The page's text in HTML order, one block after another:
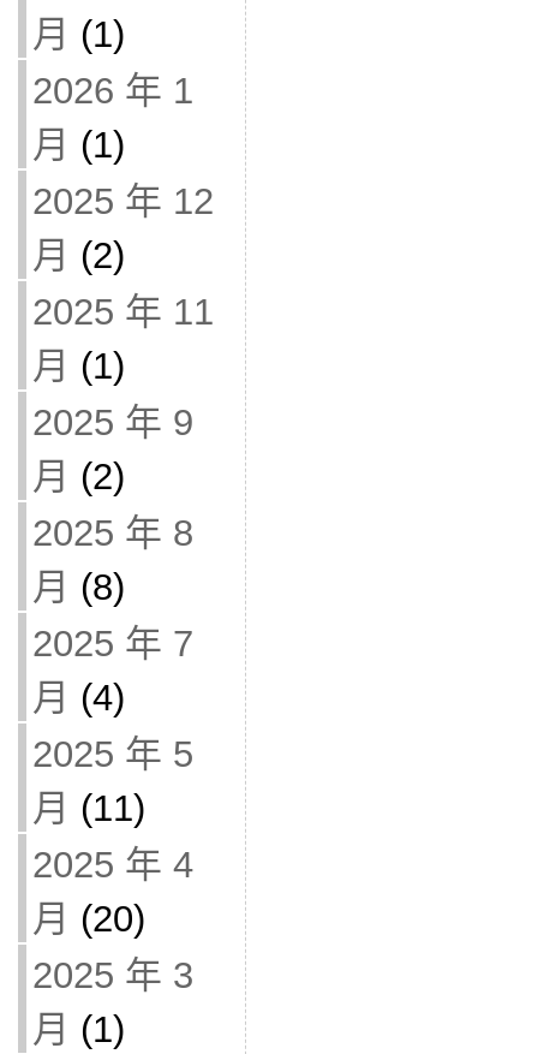
月 (1)
2026 年 1
月 (1)
2025 年 12
月 (2)
2025 年 11
月 (1)
2025 年 9
月 (2)
2025 年 8
月 (8)
2025 年 7
月 (4)
2025 年 5
月 (11)
2025 年 4
月 (20)
2025 年 3
月 (1)